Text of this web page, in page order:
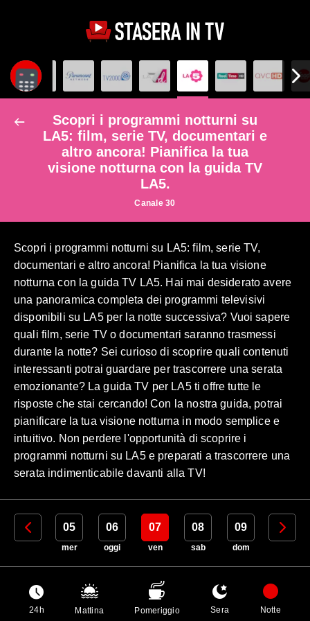
Scopri i programmi notturni su
LA5: film, serie TV, documentari e
altro ancora! Pianifica la tua
visione notturna con la guida TV
LA5.
Canale 30
Scopri i programmi notturni su LA5: film, serie TV,
documentari e altro ancora! Pianifica la tua visione
notturna con la guida TV LA5. Hai mai desiderato avere
una panoramica completa dei programmi televisivi
disponibili su LA5 per la notte successiva? Vuoi sapere
quali film, serie TV o documentari saranno trasmessi
durante la notte? Sei curioso di scoprire quali contenuti
interessanti potrai guardare per trascorrere una serata
emozionante? La guida TV per LA5 ti offre tutte le
risposte che stai cercando! Con la nostra guida, potrai
pianificare la tua visione notturna in modo semplice e
intuitivo. Non perdere l'opportunità di scoprire i
programmi notturni su LA5 e preparati a trascorrere una
serata indimenticabile davanti alla TV!
04 05
mer
06
oggi
07
ven
08
sab
09
dom
10
24h Mattina Pomeriggio Sera Notte